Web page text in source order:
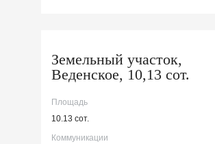
Земельный участок,
Веденское, 10,13 сот.
Площадь
10.13 сот.
Коммуникации